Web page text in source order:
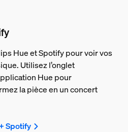
Hue et Spotify pour voir vos
Utilisez l’onglet
Hue pour
la pièce en un concert
Spotify